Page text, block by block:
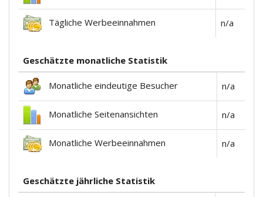
Tägliche Werbeeinnahmen n/a
Geschätzte monatliche Statistik
Monatliche eindeutige Besucher n/a
Monatliche Seitenansichten n/a
Monatliche Werbeeinnahmen n/a
Geschätzte jährliche Statistik